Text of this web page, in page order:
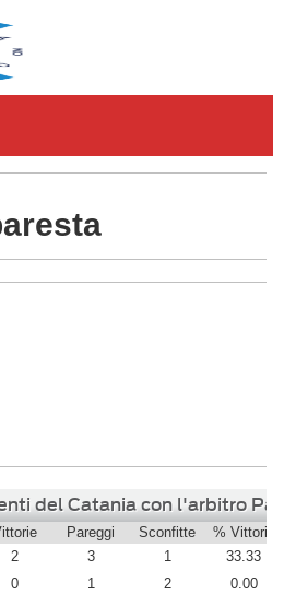
del Catania con l'arbitro
Pareggi Sconfitte % Vittorie
2 3 1
33.33
0 1 2
0.00